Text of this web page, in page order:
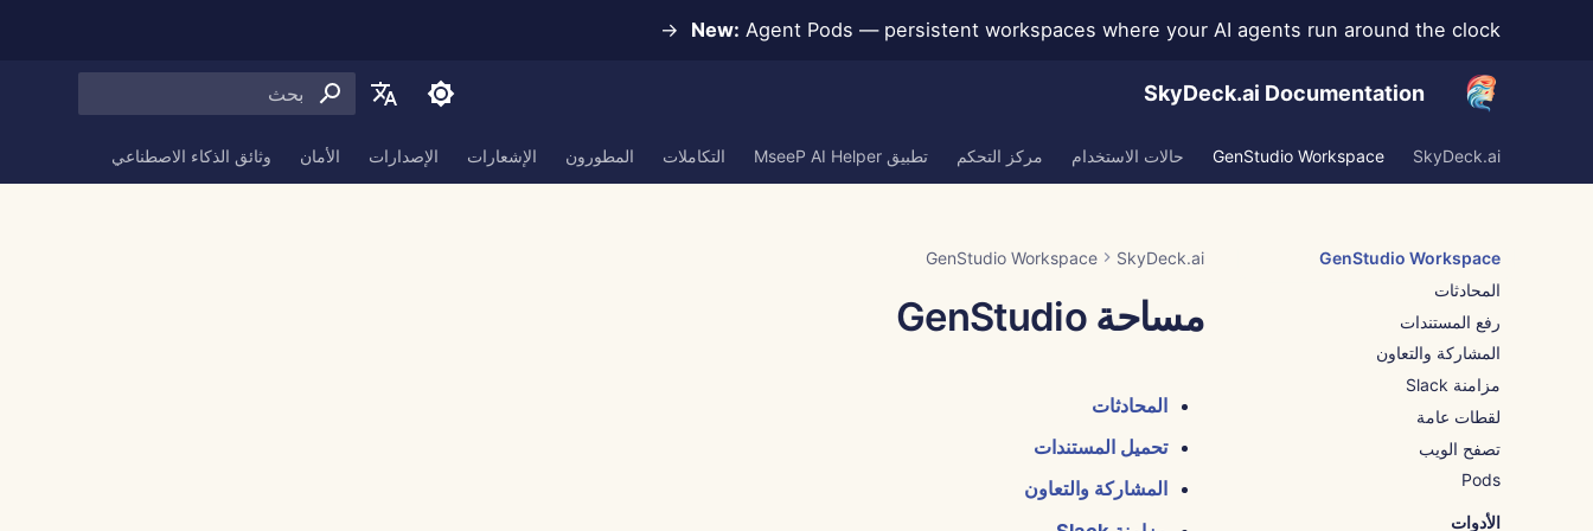
New: Agent Pods — persistent workspaces where your AI agents run around the clock →
SkyDeck.ai Documentation
English
SkyDeck.ai
GenStudio Workspace حالات الاستخدام مركز التحكم تطبيق MseeP AI Helper التكاملات المطورون الإشعارات الإصدارات الأمان وثائق الذكاء الاصطناعي
GenStudio Workspace
المحادثات
رفع المستندات
المشاركة والتعاون
مزامنة Slack
لقطات عامة
تصفح الويب
Pods
الأدوات
SkyDeck.ai
GenStudio Workspace
مساحة GenStudio
المحادثات
تحميل المستندات
المشاركة والتعاون